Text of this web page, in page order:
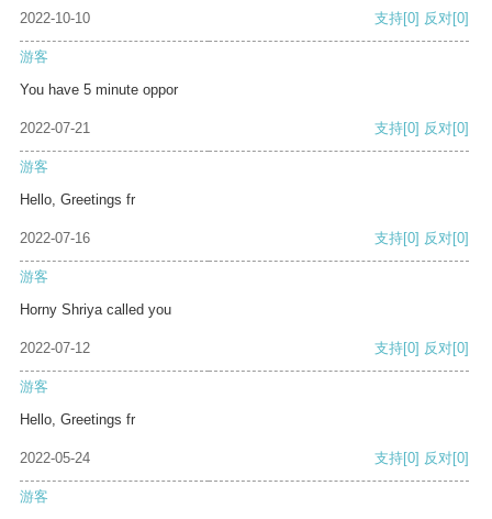
2022-10-10 支持[0] 反对[0]
游客
You have 5 minute oppor
2022-07-21 支持[0] 反对[0]
游客
Hello, Greetings fr
2022-07-16 支持[0] 反对[0]
游客
Horny Shriya called you
2022-07-12 支持[0] 反对[0]
游客
Hello, Greetings fr
2022-05-24 支持[0] 反对[0]
游客